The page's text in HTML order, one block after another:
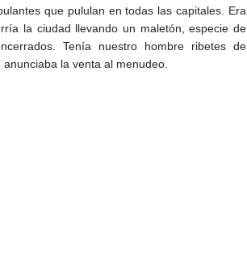
que pululan en todas las capitales. Era
la ciudad llevando un maletón, especie de
Tenía nuestro hombre ribetes de
la venta al menudeo.